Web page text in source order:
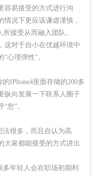
容易接受的方式进行沟
况下更应该谦虚谨慎，
接受从而融入团队。
这对于自小在优越环境中
心理弹性”。
IPhone4里面存储的200多
纵向发展一下联系人圈子
您”。
法很多，而且自认为高
大家都能接受的方式讲出
年轻人会在职场初期利